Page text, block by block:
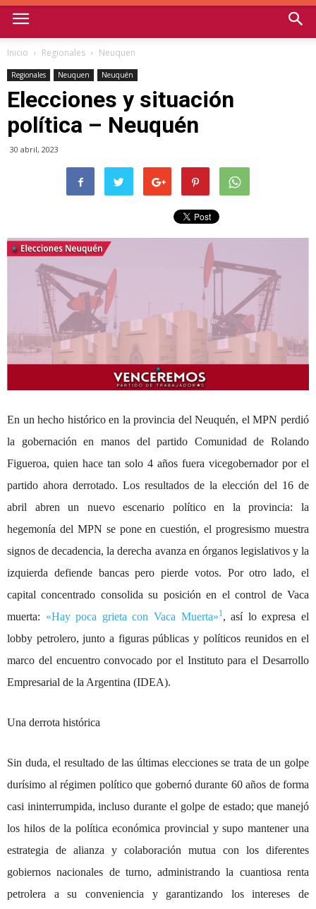
Inicio Regionales Neuquen
Regionales Neuquen Neuquén
Elecciones y situación
política – Neuquén
30 abril, 2023
En un hecho histórico en la provincia del Neuquén, el MPN perdió
la gobernación en manos del partido Comunidad de Rolando
Figueroa, quien hace tan solo 4 años fuera vicegobernador por el
partido ahora derrotado. Los resultados de la elección del 16 de
abril abren un nuevo escenario político en la provincia: la
hegemonía del MPN se pone en cuestión, el progresismo muestra
signos de decadencia, la derecha avanza en órganos legislativos y la
izquierda defiende bancas pero pierde votos. Por otro lado, el
capital concentrado consolida su posición en el control de Vaca
muerta: «Hay poca grieta con Vaca Muerta»1, así lo expresa el
lobby petrolero, junto a figuras públicas y políticos reunidos en el
marco del encuentro convocado por el Instituto para el Desarrollo
Empresarial de la Argentina (IDEA).
Una derrota histórica
Sin duda, el resultado de las últimas elecciones se trata de un golpe
durísimo al régimen político que gobernó durante 60 años de forma
casi ininterrumpida, incluso durante el golpe de estado; que manejó
los hilos de la política económica provincial y supo mantener una
estrategia de alianza y colaboración mutua con los diferentes
gobiernos nacionales de turno, administrando la cuantiosa renta
petrolera a su conveniencia y garantizando los intereses de